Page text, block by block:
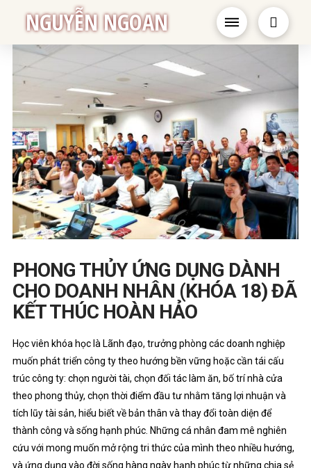
NGUYỄN NGOAN
PHONG THỦY ỨNG DỤNG DÀNH
CHO DOANH NHÂN (KHÓA 18) ĐÃ
KẾT THÚC HOÀN HẢO
Học viên khóa học là Lãnh đạo, trưởng phòng các doanh nghiệp
muốn phát triển công ty theo hướng bền vững hoặc cần tái cấu
trúc công ty: chọn người tài, chọn đối tác làm ăn, bố trí nhà cửa
theo phong thủy, chọn thời điểm đầu tư nhằm tăng lợi nhuận và
tích lũy tài sản, hiểu biết về bản thân và thay đổi toàn diện để
thành công và sống hạnh phúc. Những cá nhân đam mê nghiên
cứu với mong muốn mở rộng tri thức của mình theo nhiều hướng,
và ứng dụng vào đời sống hàng ngày hạnh phúc từ những chia sẻ